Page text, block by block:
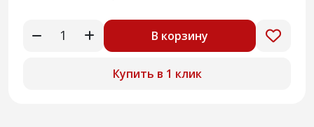
В корзину
Купить в 1 клик